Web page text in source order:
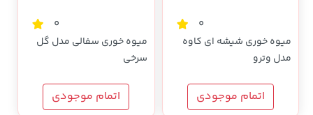
0
میوه خوری شیشه ای کاوه
مدل وترو
اتمام موجودی
0
میوه خوری سفالی مدل گل
سرخی
اتمام موجودی